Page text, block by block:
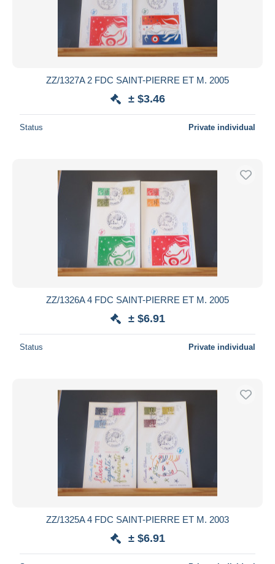
ZZ/1327A 2 FDC SAINT-PIERRE ET M. 2005
± $3.46
Status Private individual
ZZ/1326A 4 FDC SAINT-PIERRE ET M. 2005
± $6.91
Status Private individual
ZZ/1325A 4 FDC SAINT-PIERRE ET M. 2003
± $6.91